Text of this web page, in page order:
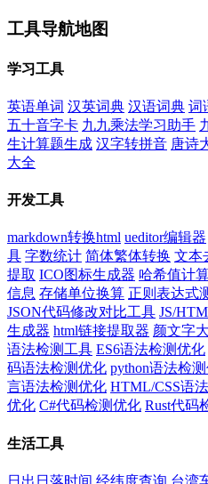
工具导航地图
学习工具
英语单词 汉英词典 汉语词典 词
五十音字卡 九九乘法学习助手
生计算题生成 汉字转拼音 唐诗
大全
开发工具
markdown转换html ueditor编辑器
具 字数统计 简体繁体转换 文本
提取 ICO图标生成器 哈希值计
信息 存储单位换算 正则表达式
JSON代码修改对比工具 JS/
生成器 html链接提取器 颜文字
语法检测工具 ES6语法检测优化
码语法检测优化 python语法检
言语法检测优化 HTML/CSS语
优化 C#代码检测优化 Rust代码
生活工具
日出日落时间 经纬度查询 台湾